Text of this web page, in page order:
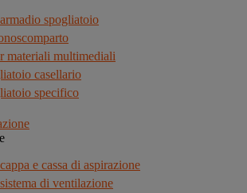
spogliatoio
materiali multimediali
casellario
specifico
e cassa di aspirazione
di ventilazione